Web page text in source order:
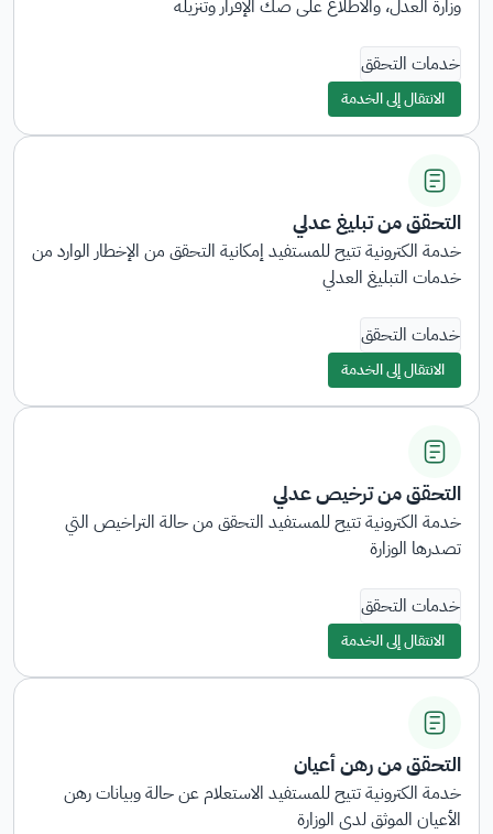
وزارة العدل، والاطلاع على صك الإقرار وتنزيله
خدمات التحقق
التحقق من تبليغ عدلي
خدمة الكترونية تتيح للمستفيد إمكانية التحقق من الإخطار الوارد من
خدمات التبليغ العدلي
خدمات التحقق
التحقق من ترخيص عدلي
خدمة الكترونية تتيح للمستفيد التحقق من حالة التراخيص التي
تصدرها الوزارة
خدمات التحقق
التحقق من رهن أعيان
خدمة الكترونية تتيح للمستفيد الاستعلام عن حالة وبيانات رهن
الأعيان الموثق لدى الوزارة